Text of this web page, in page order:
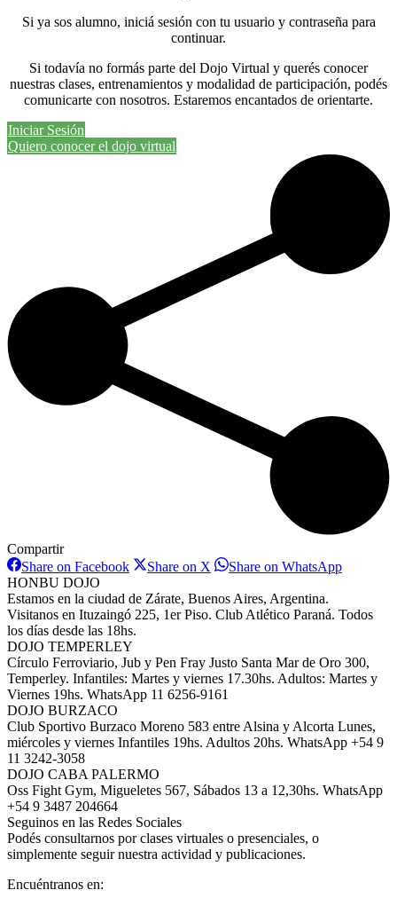
Si ya sos alumno, iniciá sesión con tu usuario y contraseña para
continuar.
Si todavía no formás parte del Dojo Virtual y querés conocer
nuestras clases, entrenamientos y modalidad de participación, podés
comunicarte con nosotros. Estaremos encantados de orientarte.
Iniciar Sesión
Quiero conocer el dojo virtual
Compartir
Share on FacebookShare
Facebook
Share on X Share
X
Share on WhatsAppShare
HONBU DOJO
Estamos en la ciudad de Zárate, Buenos Aires, Argentina.
Visitanos en Ituzaingó 225, 1er Piso. Club Atlético Paraná. Todos
los días desde las 18hs.
DOJO TEMPERLEY
Círculo Ferroviario, Jub y Pen Fray Justo Santa Mar de Oro 300,
Temperley. Infantiles: Martes y viernes 17.30hs. Adultos: Martes y
Viernes 19hs. WhatsApp 11 6256-9161
DOJO BURZACO
Club Sportivo Burzaco Moreno 583 entre Alsina y Alcorta Lunes,
miércoles y viernes Infantiles 19hs. Adultos 20hs. WhatsApp +54 9
11 3242-3058
DOJO CABA PALERMO
Oss Fight Gym, Migueletes 567, Sábados 13 a 12,30hs. WhatsApp
+54 9 3487 204664
Seguinos en las Redes Sociales
Podés consultarnos por clases virtuales o presenciales, o
simplemente seguir nuestra actividad y publicaciones.
Encuéntranos en: